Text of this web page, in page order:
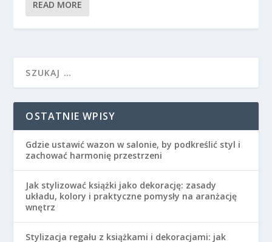
READ MORE
OSTATNIE WPISY
Gdzie ustawić wazon w salonie, by podkreślić styl i
zachować harmonię przestrzeni
Jak stylizować książki jako dekorację: zasady
układu, kolory i praktyczne pomysły na aranżację
wnętrz
Stylizacja regału z książkami i dekoracjami: jak